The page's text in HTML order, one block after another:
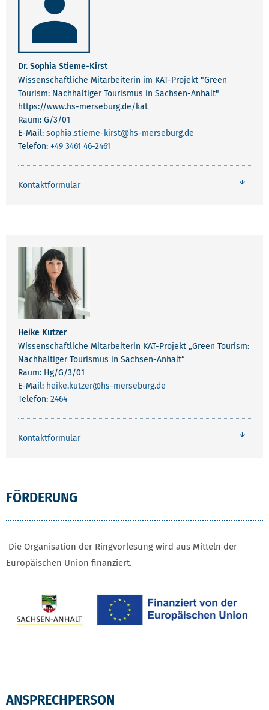
Dr. Sophia Stieme-Kirst
Wissenschaftliche Mitarbeiterin im KAT-Projekt "Green
Tourism: Nachhaltiger Tourismus in Sachsen-Anhalt"
https://www.hs-merseburg.de/kat
Raum: G/3/01
E-Mail: sophia.stieme-kirst@hs-merseburg.de
Telefon: +49 3461 46-2461
Kontaktformular
Heike Kutzer
Wissenschaftliche Mitarbeiterin KAT-Projekt „Green Tourism:
Nachhaltiger Tourismus in Sachsen-Anhalt“
Raum: Hg/G/3/01
E-Mail: heike.kutzer@hs-merseburg.de
Telefon: 2464
Kontaktformular
FÖRDERUNG
Die Organisation der Ringvorlesung wird aus Mitteln der
Europäischen Union finanziert.
ANSPRECHPERSON